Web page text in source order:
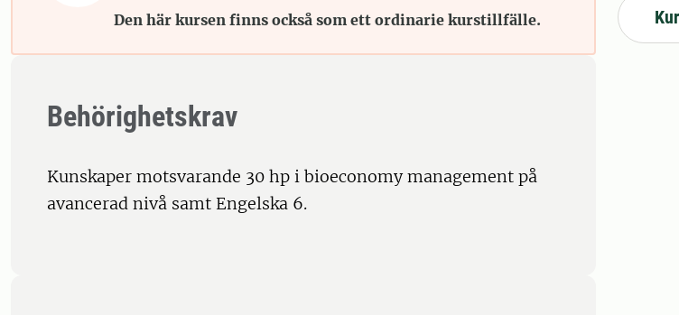
Den här kursen finns också som ett ordinarie kurstillfälle.
Behörighetskrav
Kunskaper motsvarande 30 hp i bioeconomy management på
avancerad nivå samt Engelska 6.